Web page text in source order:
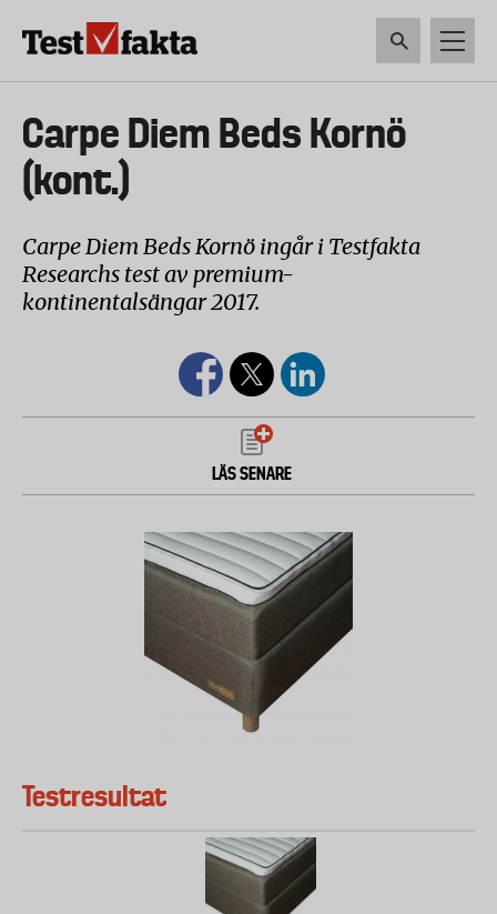
Huvudmeny
ny
Carpe Diem Beds Kornö
(kont.)
Carpe Diem Beds Kornö ingår i Testfakta
Researchs test av premium-
kontinentalsängar 2017.
LÄS SENARE
Testresultat